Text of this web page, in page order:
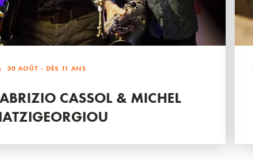
30 AOÛT - DÈS 11 ANS
CASSOL & MICHEL